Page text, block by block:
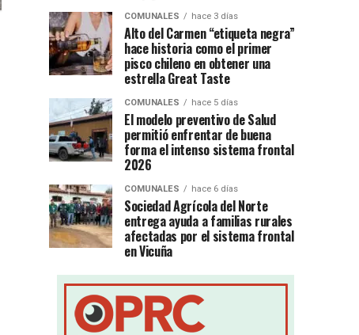
COMUNALES hace 3 días
Alto del Carmen “etiqueta negra”
hace historia como el primer
pisco chileno en obtener una
estrella Great Taste
COMUNALES hace 5 días
El modelo preventivo de Salud
permitió enfrentar de buena
forma el intenso sistema frontal
2026
COMUNALES hace 6 días
Sociedad Agrícola del Norte
entrega ayuda a familias rurales
afectadas por el sistema frontal
en Vicuña